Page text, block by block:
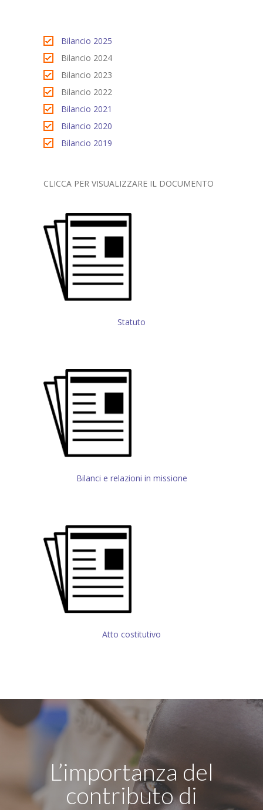
Bilancio 2025
Bilancio 2024
Bilancio 2023
Bilancio 2022
Bilancio 2021
Bilancio 2020
Bilancio 2019
CLICCA PER VISUALIZZARE IL DOCUMENTO
Statuto
Bilanci e relazioni in missione
Atto costitutivo
L’importanza del
contributo di